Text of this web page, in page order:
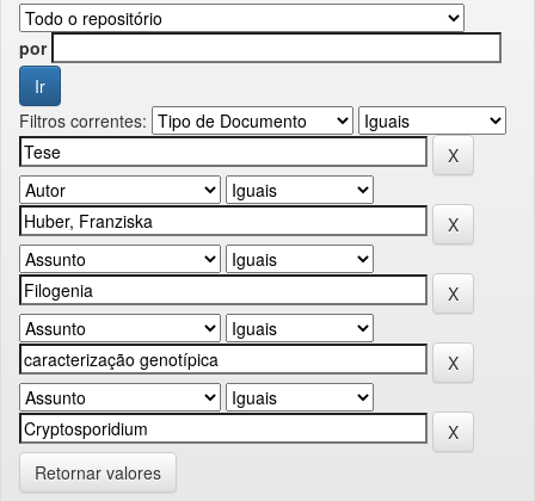
por
Filtros correntes:
Retornar valores